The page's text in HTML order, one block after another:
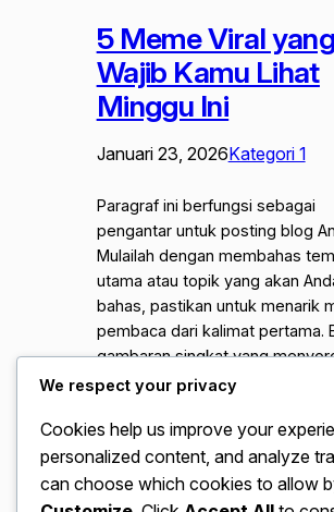
5 Meme Viral yang
Wajib Kamu Lihat
Minggu Ini
Januari 23, 2026Kategori 1
Paragraf ini berfungsi sebagai
pengantar untuk posting blog
Mulailah dengan membahas
utama atau topik yang akan
bahas, pastikan untuk menarik
pembaca dari kalimat pertama.
gambaran singkat yang
mengapa topik ini penting dan
nilai. Gunakan ruang ini untuk
menetapkan nada untuk sisa
mempersiapkan…
We respect your privacy
Cookies help us improve your
personalized content, and analyze
can choose which cookies to allow